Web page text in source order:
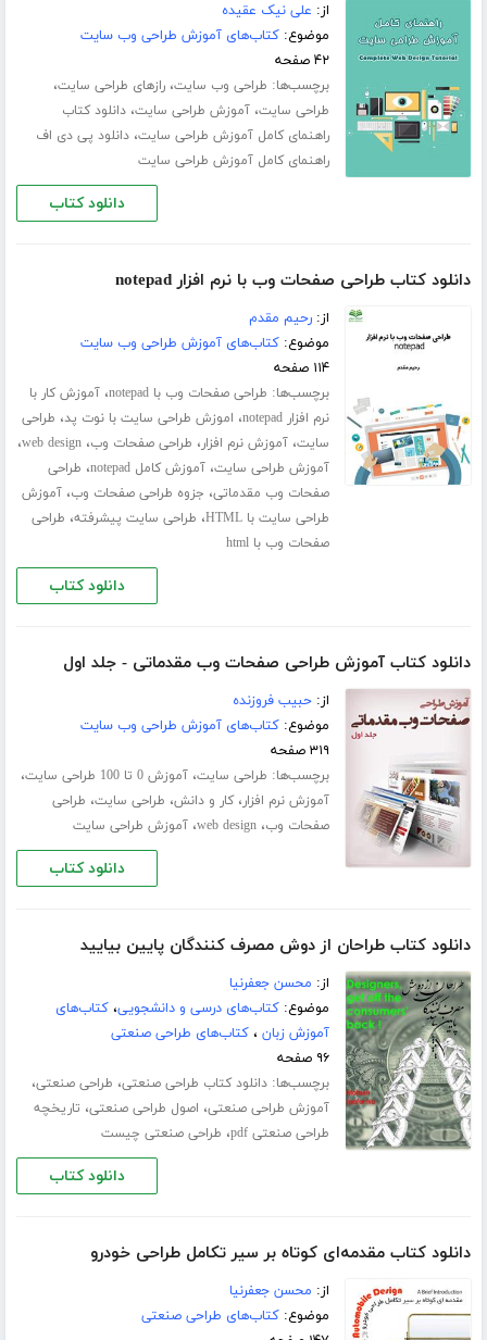
از: علی نیک عقیده
موضوع:کتاب‌های آموزش طراحی وب سایت
۴۲ صفحه
برچسب‌ها: طراحی وب سایت،رازهای طراحی سایت،
طراحی سایت،آموزش طراحی سایت،دانلود کتاب
راهنمای کامل آموزش طراحی سایت،دانلود پی دی اف
راهنمای کامل آموزش طراحی سایت
دانلود کتاب
دانلود کتاب طراحی صفحات وب با نرم افزار notepad
از:رحیم مقدم
موضوع:کتاب‌های آموزش طراحی وب سایت
۱۱۴ صفحه
برچسب‌ها: طراحی صفحات وب با notepad ،آموزش کار با
نرم افزار notepad
، اموزش طراحی سایت با نوت پد، طراحی
سایت،آموزش نرم افزار، طراحی صفحات وب،web design،
آموزش طراحی سایت،آموزش کامل notepad ، طراحی
صفحات وب مقدماتی، جزوه طراحی صفحات وب،آموزش
طراحی سایت با HTML
، طراحی سایت پیشرفته، طراحی
صفحات وب با html
دانلود کتاب
دانلود کتاب آموزش طراحی صفحات وب مقدماتی - جلد اول
از:حبیب فروزنده
موضوع:کتاب‌های آموزش طراحی وب سایت
۳۱۹ صفحه
برچسب‌ها: طراحی سایت،آموزش 0 تا 100 طراحی سایت ،
آموزش نرم افزار،کار و دانش، طراحی سایت، طراحی
صفحات وب،web design،آموزش طراحی سایت
دانلود کتاب
دانلود کتاب طراحان از دوش مصرف کنندگان پایین بیایید
از: محسن جعفرنیا
موضوع:کتاب‌های درسی و دانشجویی،کتاب‌های
آموزش زبان ،کتاب‌های طراحی صنعتی
۹۶ صفحه
برچسب‌ها:دانلود کتاب طراحی صنعتی، طراحی صنعتی،
آموزش طراحی صنعتی، اصول طراحی صنعتی، تاریخچه
طراحی صنعتی pdf
، طراحی صنعتی چیست
دانلود کتاب
دانلود کتاب مقدمه‌ای کوتاه بر سیر تکامل طراحی خودرو
از: محسن جعفرنیا
موضوع:کتاب‌های طراحی صنعتی